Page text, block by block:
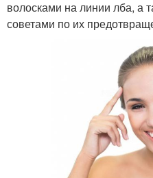
волосками на линии лба, а
советами по их